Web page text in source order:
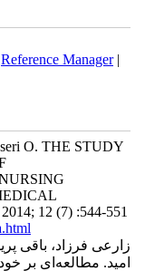
|Reference Manager
O. THE STUDY
12 (7) :544-551
زارعی فرزاد، باقی
امید. مطالعه‌ای بر